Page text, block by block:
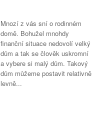
Mnozí z vás sní o rodinném
domě. Bohužel mnohdy
finanční situace nedovolí velký
dům a tak se člověk uskromní
a vybere si malý dům. Takový
dům můžeme postavit relativně
levně...